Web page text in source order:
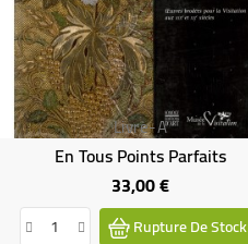
Livre-A
En Tous Points Parfaits
33,00 €Prix
Rupture De Stock